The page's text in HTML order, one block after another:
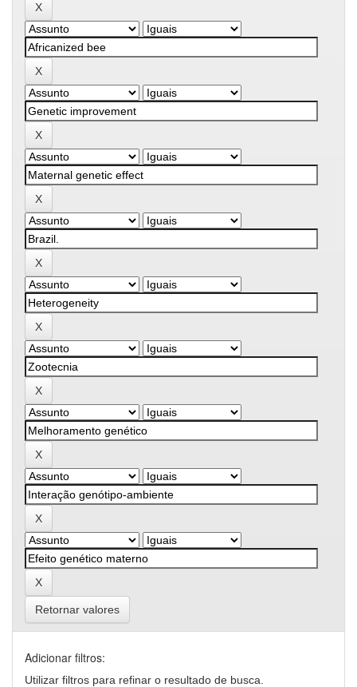
Retornar valores
Adicionar filtros:
Utilizar filtros para refinar o resultado de busca.